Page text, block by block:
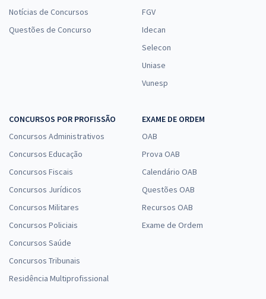
Notícias de Concursos
Questões de Concurso
FGV
Idecan
Selecon
Uniase
Vunesp
CONCURSOS POR PROFISSÃO
Concursos Administrativos
Concursos Educação
Concursos Fiscais
Concursos Jurídicos
Concursos Militares
Concursos Policiais
Concursos Saúde
Concursos Tribunais
Residência Multiprofissional
EXAME DE ORDEM
OAB
Prova OAB
Calendário OAB
Questões OAB
Recursos OAB
Exame de Ordem